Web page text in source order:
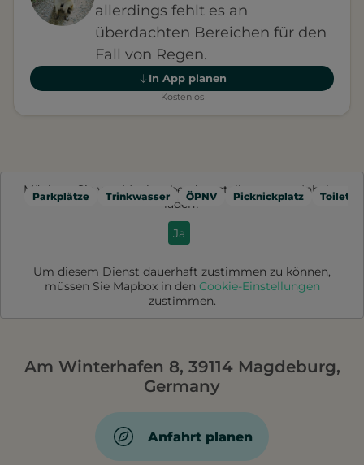
allerdings fehlt es an
überdachten Bereichen für den
Fall von Regen.
In App planen
Kostenlos
Parkplätze Trinkwasser ÖPNV Picknickplatz
Möchten Sie von Mapbox
bereitgestellte externe Inhalte
laden?
Ja
Um diesem Dienst dauerhaft zustimmen zu können,
müssen Sie Mapboxin den Cookie-Einstellungen
zustimmen.
Am Winterhafen 8, 39114 Magdeburg,
Germany
Anfahrt planen